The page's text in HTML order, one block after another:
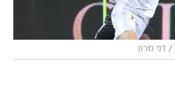
/ דני מרון